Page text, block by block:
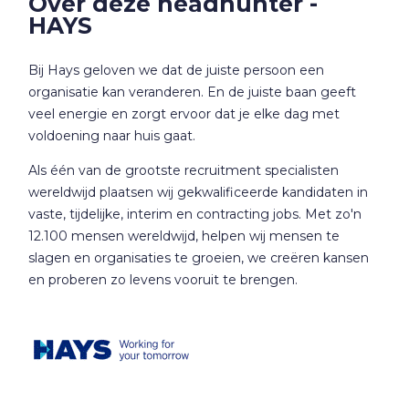
HAYS
Bij Hays geloven we dat de juiste persoon een
organisatie kan veranderen. En de juiste baan geeft
veel energie en zorgt ervoor dat je elke dag met
voldoening naar huis gaat.
Als één van de grootste recruitment specialisten
wereldwijd plaatsen wij gekwalificeerde kandidaten in
vaste, tijdelijke, interim en contracting jobs. Met zo'n
12.100 mensen wereldwijd, helpen wij mensen te
slagen en organisaties te groeien, we creëren kansen
en proberen zo levens vooruit te brengen.